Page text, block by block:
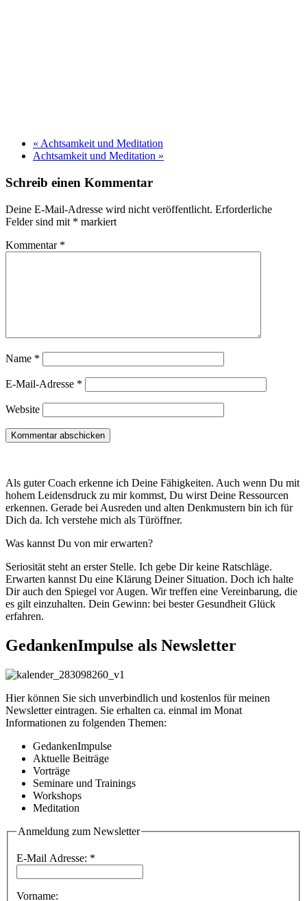
« Achtsamkeit und Meditation
Achtsamkeit und Meditation »
Schreib einen Kommentar
Deine E-Mail-Adresse wird nicht veröffentlicht. Erforderliche
Felder sind mit * markiert
Kommentar *
Name *
E-Mail-Adresse *
Website
Als guter Coach erkenne ich Deine Fähigkeiten. Auch wenn Du mit
hohem Leidensdruck zu mir kommst, Du wirst Deine Ressourcen
erkennen. Gerade bei Ausreden und alten Denkmustern bin ich für
Dich da. Ich verstehe mich als Türöffner.
Was kannst Du von mir erwarten?
Seriosität steht an erster Stelle. Ich gebe Dir keine Ratschläge.
Erwarten kannst Du eine Klärung Deiner Situation. Doch ich halte
Dir auch den Spiegel vor Augen. Wir treffen eine Vereinbarung, die
es gilt einzuhalten. Dein Gewinn: bei bester Gesundheit Glück
erfahren.
GedankenImpulse als Newsletter
Hier können Sie sich unverbindlich und kostenlos für meinen
Newsletter eintragen. Sie erhalten ca. einmal im Monat
Informationen zu folgenden Themen:
GedankenImpulse
Aktuelle Beiträge
Vorträge
Seminare und Trainings
Workshops
Meditation
Anmeldung zum Newsletter
E-Mail Adresse: *
Vorname: